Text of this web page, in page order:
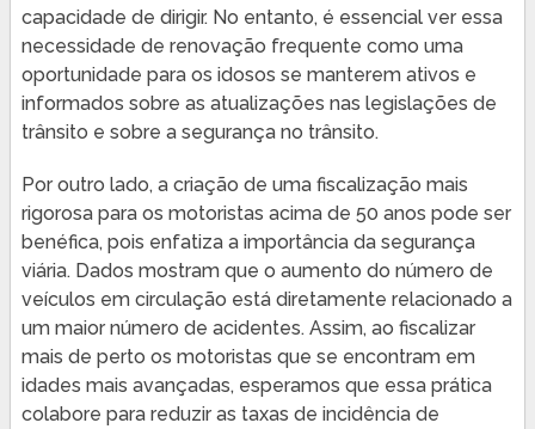
capacidade de dirigir. No entanto, é essencial ver essa
necessidade de renovação frequente como uma
oportunidade para os idosos se manterem ativos e
informados sobre as atualizações nas legislações de
trânsito e sobre a segurança no trânsito.
Por outro lado, a criação de uma fiscalização mais
rigorosa para os motoristas acima de 50 anos pode ser
benéfica, pois enfatiza a importância da segurança
viária. Dados mostram que o aumento do número de
veículos em circulação está diretamente relacionado a
um maior número de acidentes. Assim, ao fiscalizar
mais de perto os motoristas que se encontram em
idades mais avançadas, esperamos que essa prática
colabore para reduzir as taxas de incidência de